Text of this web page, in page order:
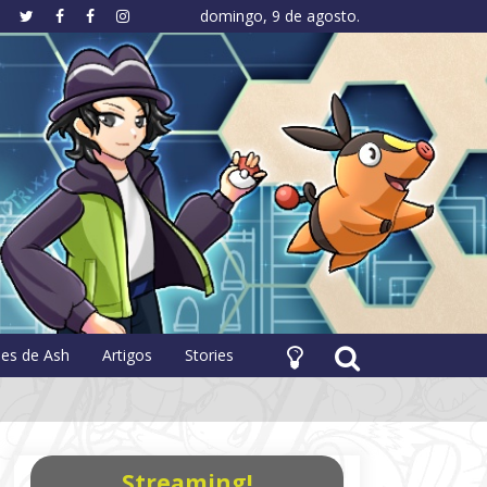
domingo, 9 de agosto.
de Ash Artigos Stories